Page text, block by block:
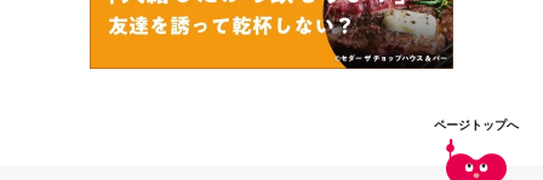
ページトップへ